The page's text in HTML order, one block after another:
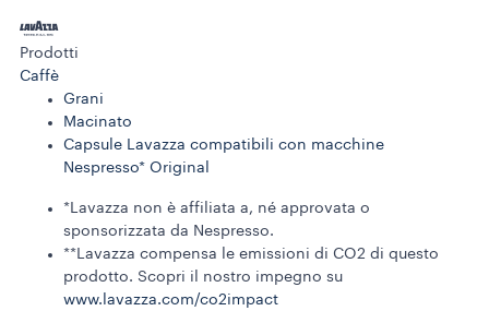
Prodotti
Caffè
Grani
Macinato
Capsule Lavazza compatibili con macchine
Nespresso* Original
*Lavazza non è affiliata a, né approvata o
sponsorizzata da Nespresso.
**Lavazza compensa le emissioni di CO2 di questo
prodotto. Scopri il nostro impegno su
www.lavazza.com/co2impact​